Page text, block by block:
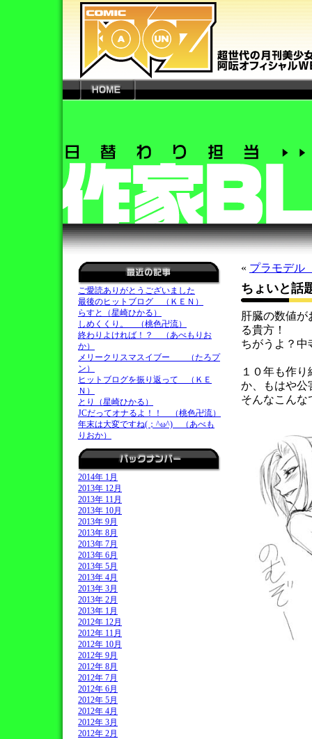
ご愛読ありがとうございました
最後のヒットブログ （ＫＥＮ）
らすと（星崎ひかる）
しめくくり。 （桃色卍流）
終わりよければ！？ （あべもりお
か）
メリークリスマスイブー （たろプ
ン）
ヒットブログを振り返って （ＫＥ
Ｎ）
とり（星崎ひかる）
JCだってオナるよ！！ （桃色卍流）
年末は大変ですね(；^ω^) （あべも
りおか）
2014年 1月
2013年 12月
2013年 11月
2013年 10月
2013年 9月
2013年 8月
2013年 7月
2013年 6月
2013年 5月
2013年 4月
2013年 3月
2013年 2月
2013年 1月
2012年 12月
2012年 11月
2012年 10月
2012年 9月
2012年 8月
2012年 7月
2012年 6月
2012年 5月
2012年 4月
2012年 3月
2012年 2月
« プラモデ
ちょいと話
肝臓の数値
る貴方！
ちがうよ？中
１０年も作
か、もはや公
そんなこんな